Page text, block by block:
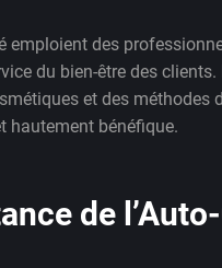
emploient des
du bien-être des
et des méthodes
hautement bénéfique.
de